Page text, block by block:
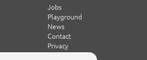
Jobs
Playground
News
Contact
Privacy